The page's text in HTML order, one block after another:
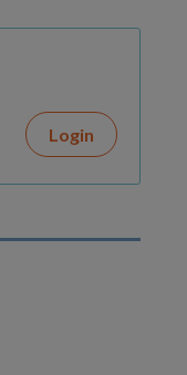
Login